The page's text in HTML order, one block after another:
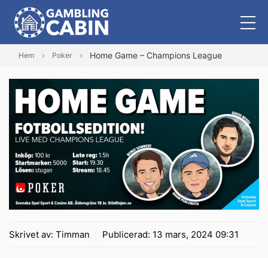
Hem Poker Home Game – Champions League
Skrivet av: Timman Publicerad: 13 mars, 2024 09:31